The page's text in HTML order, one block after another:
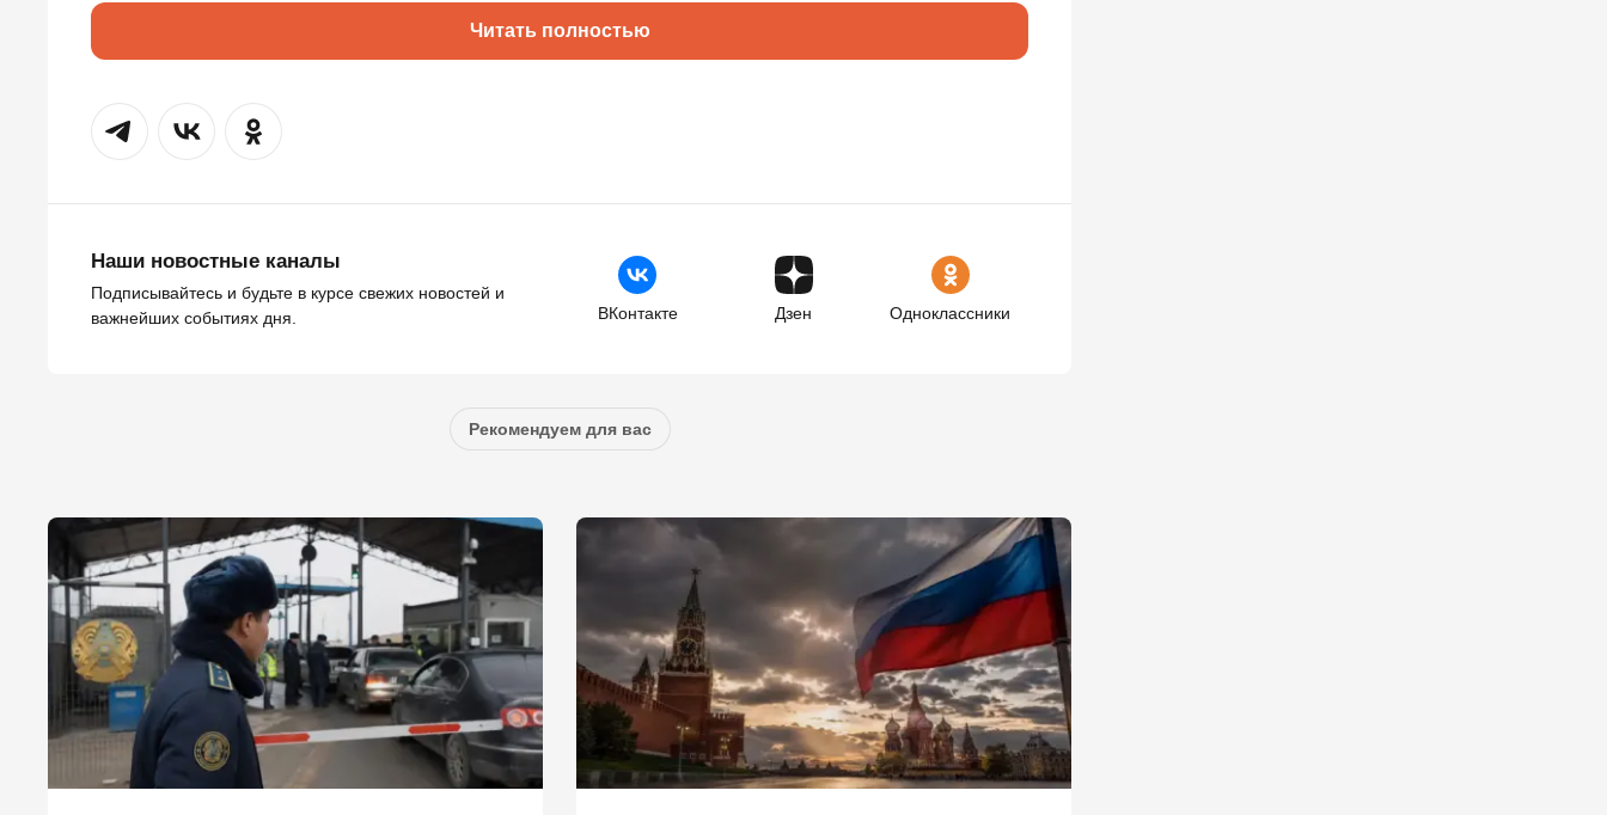
Читать полностью
Наши новостные каналы
Подписывайтесь и будьте в курсе свежих новостей и
важнейших событиях дня.
ВКонтакте Дзен Одноклассники
Рекомендуем для вас